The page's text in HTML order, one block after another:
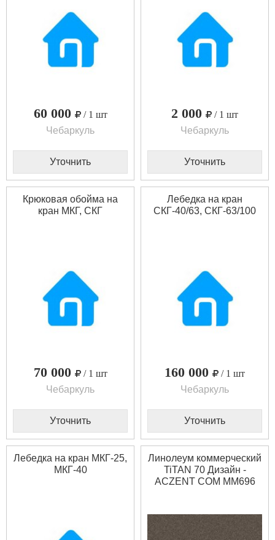
60 000
/ 1 шт
Чебаркуль
Уточнить
2 000
/ 1 шт
Чебаркуль
Уточнить
Крюковая обойма на
кран МКГ, СКГ
70 000
/ 1 шт
Чебаркуль
Уточнить
Лебедка на кран
СКГ-40/63, СКГ-63/100
160 000
/ 1 шт
Чебаркуль
Уточнить
Лебедка на кран МКГ-25,
МКГ-40
Линолеум коммерческий
TiTAN 70 Дизайн -
ACZENT COM MM696